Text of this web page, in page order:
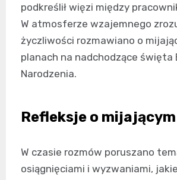
podkreślił więzi między
W atmosferze wzajemnego
życzliwości rozmawiano o
planach na nadchodzące święta
Narodzenia.
Refleksje o
W czasie rozmów poruszano
osiągnięciami i wyzwaniami,